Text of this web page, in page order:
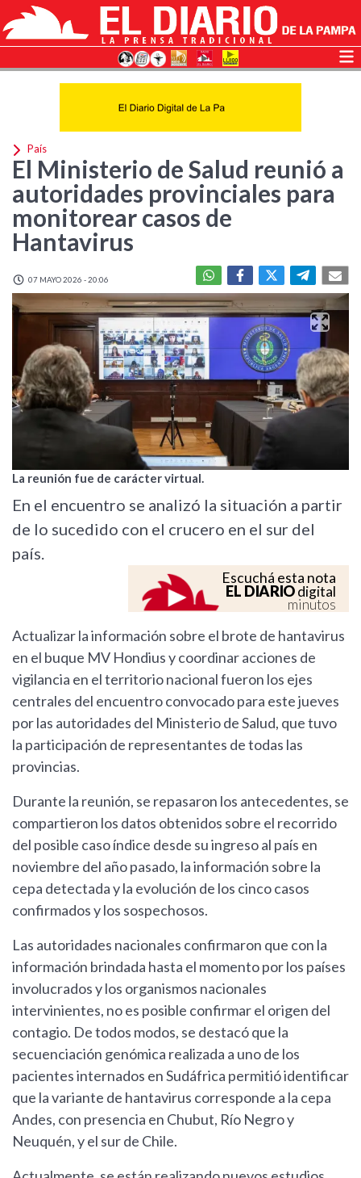
País
El Ministerio de Salud reunió a
autoridades provinciales para
monitorear casos de
Hantavirus
07 MAYO 2026 - 20:06
La reunión fue de carácter virtual.
En el encuentro se analizó la situación a partir
de lo sucedido con el crucero en el sur del
país.
Escuchá esta nota
EL DIARIOdigital
minutos
Actualizar la información sobre el brote de hantavirus
en el buque MV Hondius y coordinar acciones de
vigilancia en el territorio nacional fueron los ejes
centrales del encuentro convocado para este jueves
por las autoridades del Ministerio de Salud, que tuvo
la participación de representantes de todas las
provincias.
Durante la reunión, se repasaron los antecedentes, se
compartieron los datos obtenidos sobre el recorrido
del posible caso índice desde su ingreso al país en
noviembre del año pasado, la información sobre la
cepa detectada y la evolución de los cinco casos
confirmados y los sospechosos.
Las autoridades nacionales confirmaron que con la
información brindada hasta el momento por los países
involucrados y los organismos nacionales
intervinientes, no es posible confirmar el origen del
contagio. De todos modos, se destacó que la
secuenciación genómica realizada a uno de los
pacientes internados en Sudáfrica permitió identificar
que la variante de hantavirus corresponde a la cepa
Andes, con presencia en Chubut, Río Negro y
Neuquén, y el sur de Chile.